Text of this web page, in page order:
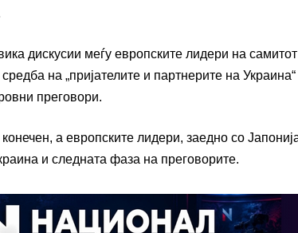
дискусии меѓу европските лидери на
на „пријателите и партнерите на
преговори.
а европските лидери, заедно со
и следната фаза на преговорите.